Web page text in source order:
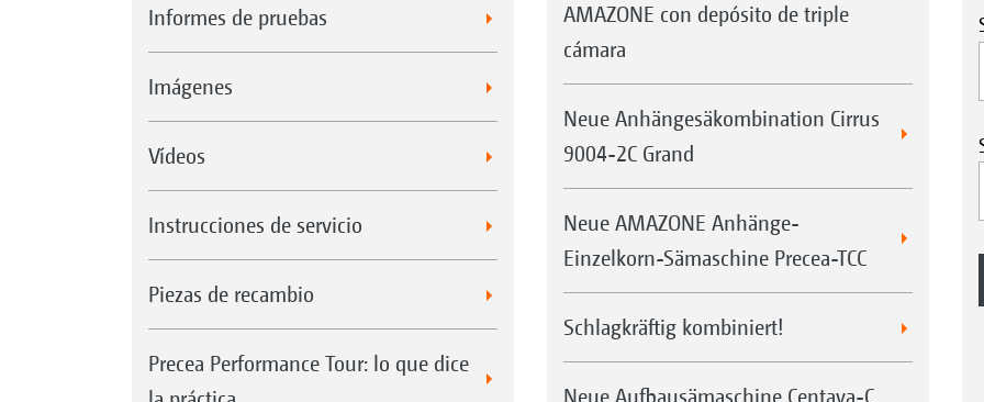
Informes de pruebas
Imágenes
Vídeos
Instrucciones de servicio
Piezas de recambio
Precea Performance Tour: lo que dice
AMAZONE con depósito de triple
cámara
Neue Anhängesäkombination Cirrus
9004-2C Grand
Neue AMAZONE Anhänge-
Einzelkorn-Sämaschine Precea-TCC
Schlagkräftig kombiniert!
Neue Aufbausämaschine Centaya-C